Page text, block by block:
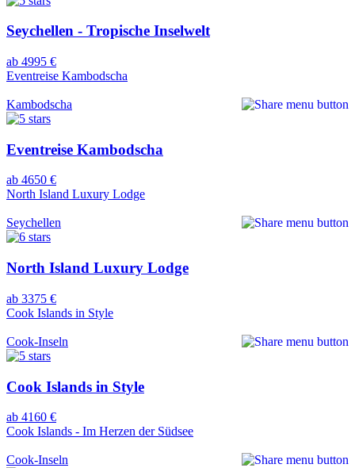
Seychellen - Tropische Inselwelt
ab 4995 €
Eventreise Kambodscha
Kambodscha
Eventreise Kambodscha
ab 4650 €
North Island Luxury Lodge
Seychellen
North Island Luxury Lodge
ab 3375 €
Cook Islands in Style
Cook-Inseln
Cook Islands in Style
ab 4160 €
Cook Islands - Im Herzen der Südsee
Cook-Inseln